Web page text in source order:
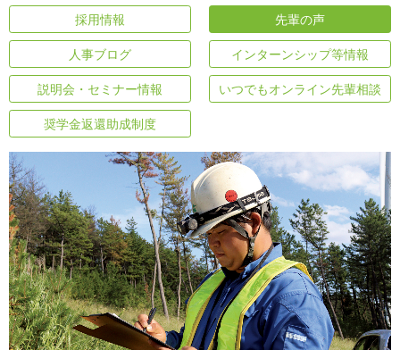
採用情報 先輩の声
人事ブログ インターンシップ等情報
説明会・セミナー情報 いつでもオンライン先輩相談
奨学金返還助成制度